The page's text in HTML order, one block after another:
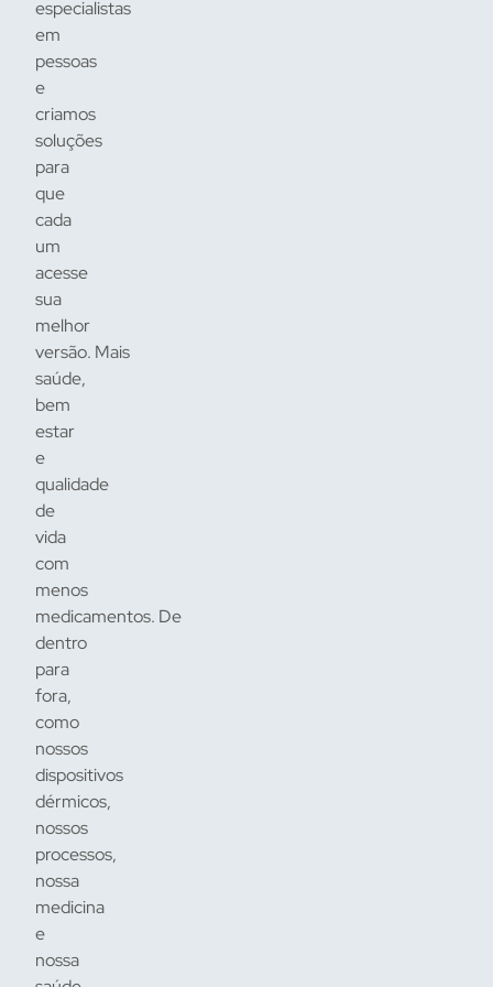
especialistas
em
pessoas
e
criamos
soluções
para
que
cada
um
acesse
sua
melhor
versão. Mais
saúde,
bem
estar
e
qualidade
de
vida
com
menos
medicamentos. De
dentro
para
fora,
como
nossos
dispositivos
dérmicos,
nossos
processos,
nossa
medicina
e
nossa